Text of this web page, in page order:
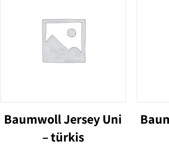
Baumwoll Jersey Uni
– türkis